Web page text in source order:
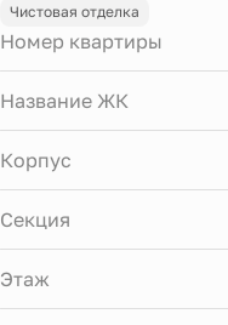
Чистовая отделка
Номер квартиры
Название ЖК
Корпус
Секция
Этаж